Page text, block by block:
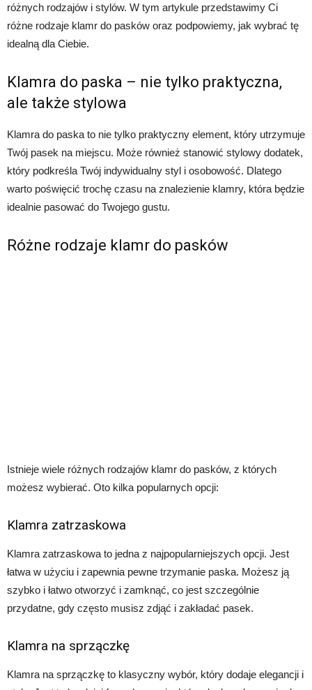
różnych rodzajów i stylów. W tym artykule przedstawimy Ci
różne rodzaje klamr do pasków oraz podpowiemy, jak wybrać tę
idealną dla Ciebie.
Klamra do paska – nie tylko praktyczna,
ale także stylowa
Klamra do paska to nie tylko praktyczny element, który utrzymuje
Twój pasek na miejscu. Może również stanowić stylowy dodatek,
który podkreśla Twój indywidualny styl i osobowość. Dlatego
warto poświęcić trochę czasu na znalezienie klamry, która będzie
idealnie pasować do Twojego gustu.
Różne rodzaje klamr do pasków
Istnieje wiele różnych rodzajów klamr do pasków, z których
możesz wybierać. Oto kilka popularnych opcji:
Klamra zatrzaskowa
Klamra zatrzaskowa to jedna z najpopularniejszych opcji. Jest
łatwa w użyciu i zapewnia pewne trzymanie paska. Możesz ją
szybko i łatwo otworzyć i zamknąć, co jest szczególnie
przydatne, gdy często musisz zdjąć i zakładać pasek.
Klamra na sprzączkę
Klamra na sprzączkę to klasyczny wybór, który dodaje elegancji i